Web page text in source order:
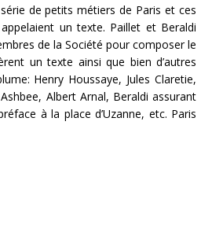
de petits métiers de Paris et ces
un texte. Paillet et Beraldi
de la Société pour composer le
un texte ainsi que bien d’autres
Henry Houssaye, Jules Claretie,
Albert Arnal, Beraldi assurant
à la place d’Uzanne, etc. Paris